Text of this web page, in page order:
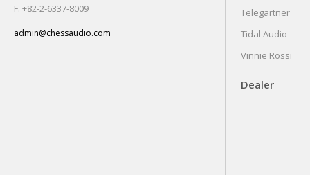
F. +82-2-6337-8009
admin@chessaudio.com
Telegartner
Tidal Audio
Vinnie Rossi
Dealer